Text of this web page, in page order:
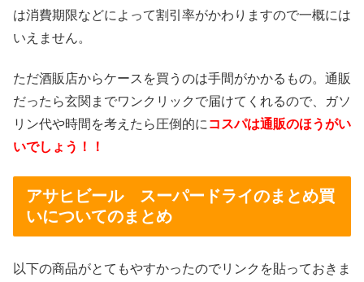
は消費期限などによって割引率がかわりますので一概には
いえません。
ただ酒販店からケースを買うのは手間がかかるもの。通販
だったら玄関までワンクリックで届けてくれるので、ガソ
リン代や時間を考えたら圧倒的に コスパは通販のほうがい
いでしょう！！
アサヒビール スーパードライのまとめ買
いについてのまとめ
以下の商品がとてもやすかったのでリンクを貼っておきま